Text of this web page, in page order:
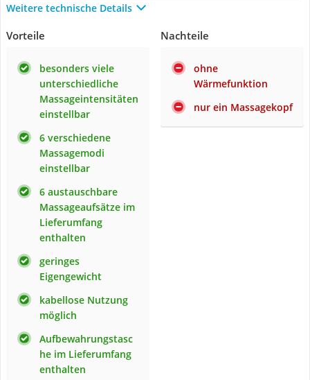
Weitere technische Details
Vorteile
besonders viele
unterschiedliche
Massageintensitäten
einstellbar
6 verschiedene
Massagemodi
einstellbar
6 austauschbare
Massageaufsätze im
Lieferumfang
enthalten
geringes
Eigengewicht
kabellose Nutzung
möglich
Aufbewahrungstasc
he im Lieferumfang
enthalten
Nachteile
ohne
Wärmefunktion
nur ein Massagekopf